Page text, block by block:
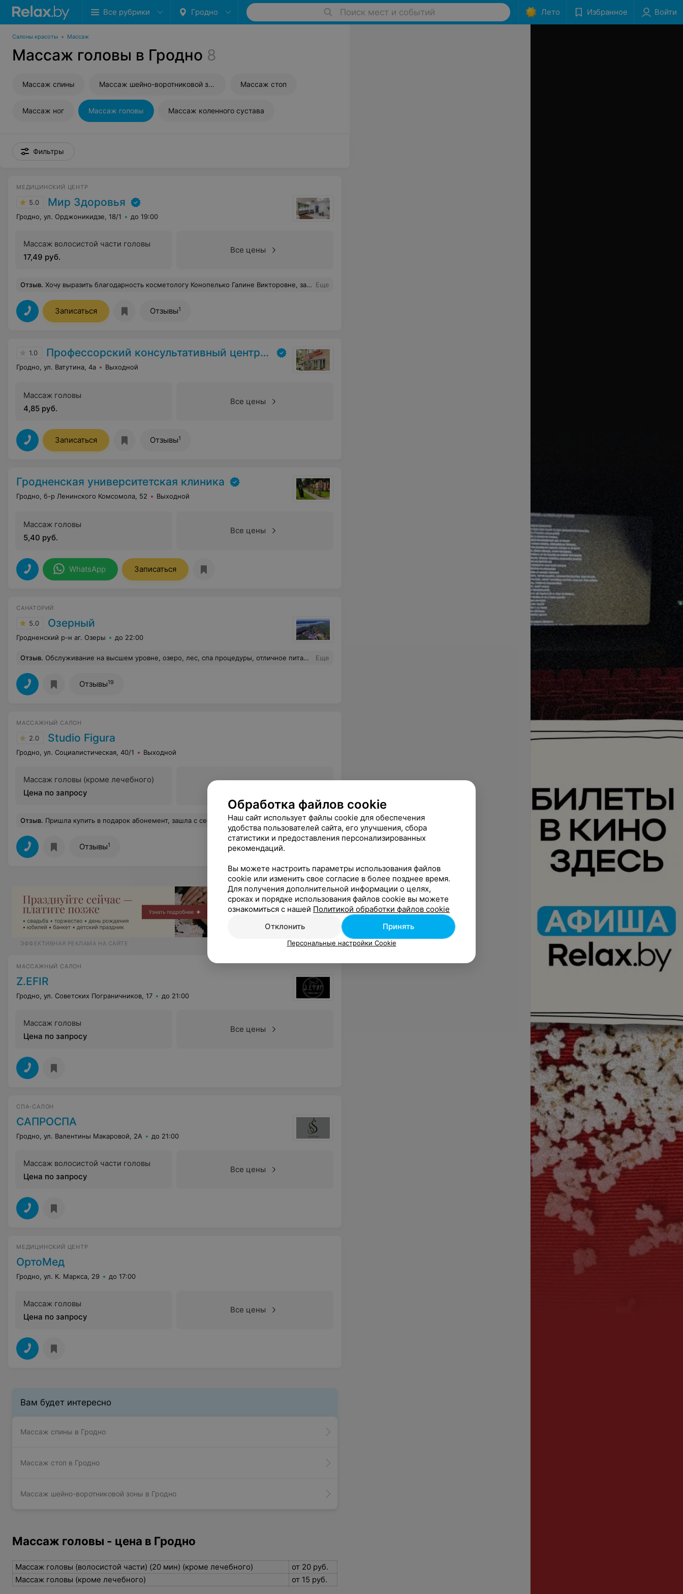
Все рубрики Гродно Поиск мест и событий Лето Избранное Войти
Салоны красоты • Массаж
Массаж головы в Гродно 8
Массаж спины Массаж шейно-воротниковой зоны Массаж стоп
Массаж ног Массаж головы Массаж коленного сустава
Фильтры
МЕДИЦИНСКИЙ ЦЕНТР
5.0 Мир Здоровья
Гродно, ул. Орджоникидзе, 18/1 до 19:00
Массаж волосистой части головы
17,49 руб.
Все цены
Отзыв. Хочу выразить благодарность косметологу Конопелько Галине Викторовне, за её профессионализм и внимательнее отношение. Еще
Записаться Отзывы1
1.0 Профессорский консультативный центр г. Гродно
Гродно, ул. Ватутина, 4а Выходной
Массаж головы
4,85 руб.
Все цены
Записаться Отзывы1
Гродненская университетская клиника
Гродно, б-р Ленинского Комсомола, 52 Выходной
Массаж головы
5,40 руб.
Все цены
WhatsApp Записаться
САНАТОРИЙ
5.0 Озерный
Гродненский р-н аг. Озеры до 22:00
Отзыв. Обслуживание на высшем уровне, озеро, лес, спа процедуры, отличное питание, уютные номера. Еще
Отзывы19
МАССАЖНЫЙ САЛОН
2.0 Studio Figura
Гродно, ул. Социалистическая, 40/1 Выходной
Массаж головы (кроме лечебного)
Цена по запросу
Отзыв. Пришла купить в подарок абонемент, зашла с сестрой и ребенком в каляске, стояли у двери, так как на ресепшене никого не было, из зала с аппаратами выскочила 71 года бабуля и не поздоровавшись в ответ, начала орать куда вы с ребенком приперлись, пытаясь объяснить, что я не заниматься, а за абонементом, слушала жалобы на возраст и что у нее трясутся руки, на требование предоставить книгу жалоб и предложений ответила, что ее не имеет. Абонемент приобретать не стали, чтобы подарок боком не вышел. Берегите себя и своих близких от такого обслуживания и некультурного персонала. Еще
Отзывы1
ЭФФЕКТИВНАЯ РЕКЛАМА НА САЙТЕ
МАССАЖНЫЙ САЛОН
Z.EFIR
Гродно, ул. Советских Пограничников, 17 до 21:00
Массаж головы
Цена по запросу
Все цены
СПА-САЛОН
САПРОСПА
Гродно, ул. Валентины Макаровой, 2А до 21:00
Массаж волосистой части головы
Цена по запросу
Все цены
МЕДИЦИНСКИЙ ЦЕНТР
ОртоМед
Гродно, ул. К. Маркса, 29 до 17:00
Массаж головы
Цена по запросу
Все цены
Вам будет интересно
Массаж спины в Гродно
Массаж стоп в Гродно
Массаж шейно-воротниковой зоны в Гродно
Массаж головы - цена в Гродно
Массаж головы (волосистой части) (20 мин) (кроме лечебного)
от 20 руб.
Массаж головы (кроме лечебного)
от 15 руб.
Обработка файлов cookie
Наш сайт использует файлы cookie для обеспечения
удобства пользователей сайта, его улучшения, сбора
статистики и предоставления персонализированных
рекомендаций.
Вы можете настроить параметры использования файлов
cookie или изменить свое согласие в более позднее время.
Для получения дополнительной информации о целях,
сроках и порядке использования файлов cookie вы можете
ознакомиться с нашей Политикой обработки файлов cookie
Отклонить
Принять
Персональные настройки Cookie